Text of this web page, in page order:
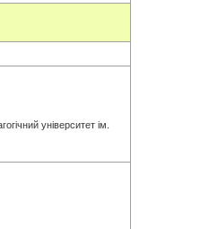
університет ім.